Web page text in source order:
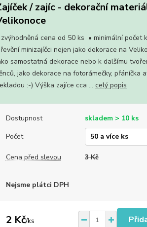
/ zajíc - dekorační
zvýhodněná cena od 50 ks • minimální počet
minizajíčci nejen jako dekorace na
samostatná dekorace nebo k dalšímu
jako dekorace na fotorámečky, přáníčka
:-) Výška zajíce cca ... celý popis
Dostupnost
skladem > 10 ks
Počet
Cena před slevou 3 Kč
Nejsme plátci DPH
2 Kč/ks